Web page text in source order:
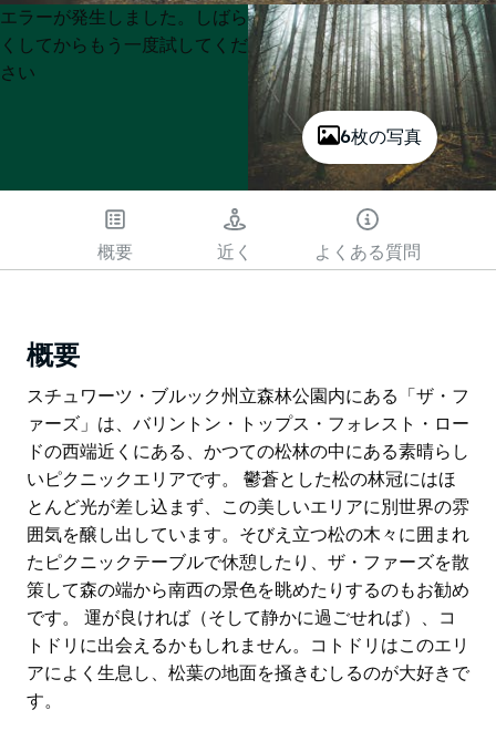
6枚の写真
Product
List
Product
List
エラーが発生しました。しばら
くしてからもう一度試してくだ
さい
概要 近く よくある質問
概要
スチュワーツ・ブルック州立森林公園内にある「ザ・フ
ァーズ」は、バリントン・トップス・フォレスト・ロー
ドの西端近くにある、かつての松林の中にある素晴らし
いピクニックエリアです。 鬱蒼とした松の林冠にはほ
とんど光が差し込まず、この美しいエリアに別世界の雰
囲気を醸し出しています。そびえ立つ松の木々に囲まれ
たピクニックテーブルで休憩したり、ザ・ファーズを散
策して森の端から南西の景色を眺めたりするのもお勧め
です。 運が良ければ（そして静かに過ごせれば）、コ
トドリに出会えるかもしれません。コトドリはこのエリ
アによく生息し、松葉の地面を掻きむしるのが大好きで
す。